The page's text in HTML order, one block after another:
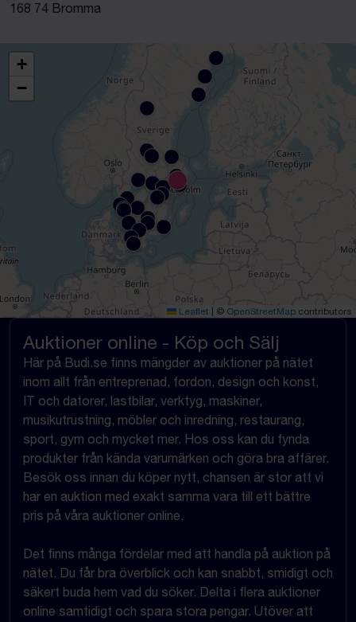
168 74 Bromma
+
−
Leaflet © OpenStreetMap contributors
Auktioner online - Köp och Sälj
Här på Budi.se finns mängder av auktioner på nätet
inom allt från entreprenad, fordon, design och konst,
IT och datorer, lastbilar, verktyg, maskiner,
musikutrustning, möbler och inredning, restaurang,
sport, gym och mycket mer. Hos oss kan du fynda
produkter från kända varumärken och göra bra affärer.
Besök oss innan du köper nytt, chansen är stor att vi
har en auktion med exakt samma vara till ett bättre
pris på våra auktioner online.
Det finns många fördelar med att handla på auktion på
nätet. Du får bra överblick och kan snabbt, smidigt och
säkert buda hem vad du söker. Delta i flera auktioner
online samtidigt och spara stora pengar. Utöver att